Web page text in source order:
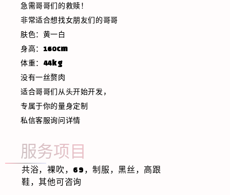
急需哥哥们的救赎！
非常适合想找女朋友们的哥哥
肤色：黄一白
身高：160cm
体重：44kg
没有一丝赘肉
适合哥哥们从头开始开发，
专属于你的量身定制
私信客服询问详情
服务项目
共浴，裸吹，69，制服，黑丝，高跟
鞋，其他可咨询